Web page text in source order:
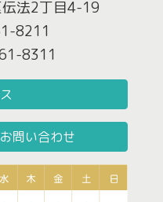
法2丁目4-19
8211
8311
問い合わせ